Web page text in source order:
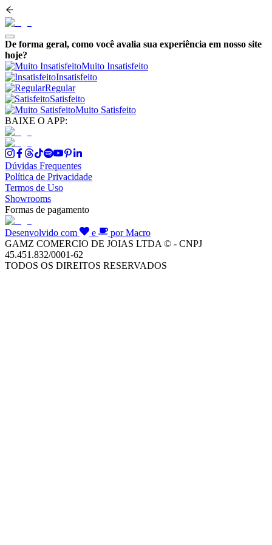
De forma geral, como você avalia sua experiência em nosso site
hoje?
Muito Insatisfeito
Insatisfeito
Regular
Satisfeito
Muito Satisfeito
BAIXE O APP:
Dúvidas Frequentes
Política de Privacidade
Termos de Uso
Showrooms
Formas de pagamento
Desenvolvido com e
por Macro
GAMZ COMERCIO DE JOIAS LTDA © - CNPJ
45.451.832/0001-62
TODOS OS DIREITOS RESERVADOS